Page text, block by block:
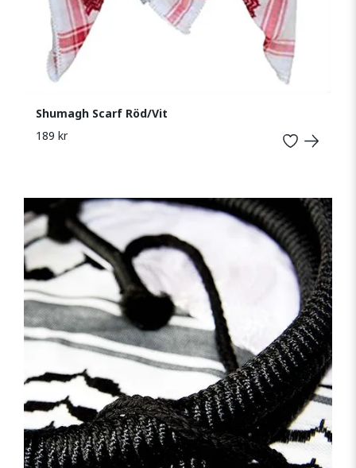
Shumagh Scarf Röd/Vit
189 kr